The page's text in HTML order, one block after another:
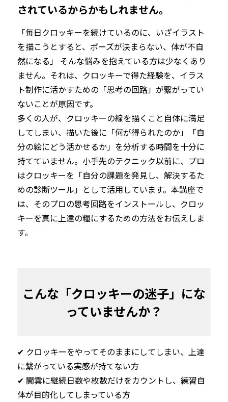
されているからかもしれません。
「毎日クロッキーを続けているのに、いざイラスト
を描こうとすると、ポーズが決まらない、体が不自
然になる」 そんな悩みを抱えている方は少なくあり
ません。それは、クロッキーで得た経験を、イラス
ト制作に活かすための「思考の回路」が繋がってい
ないことが原因です。
多くの人が、クロッキーの線を描くこと自体に満足
してしまい、描いた後に「何が得られたのか」「自
分の絵にどう活かせるか」を分析する時間を十分に
持てていません。小手先のテクニック以前に、プロ
はクロッキーを「自分の課題を発見し、解決するた
めの診断ツール」として活用しています。本講座で
は、そのプロの思考回路をインストールし、クロッ
キーを真に上達の糧にするための方法をお伝えしま
す。
こんな「クロッキーの迷子」にな
っていませんか？
✔︎ クロッキーをやってそのままにしてしまい、上達
に繋がっている実感が持てない方
✔︎ 闇雲に継続日数や枚数だけをカウントし、練習自
体が目的化してしまっている方